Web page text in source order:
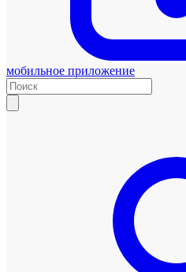
мобильное приложение